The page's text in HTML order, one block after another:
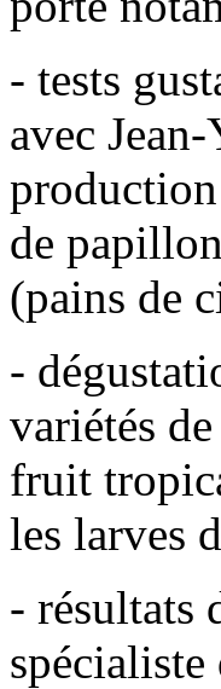
- tests
avec
de
(pains de
-
variétés
fruit
les larves
- résultats
spécialiste